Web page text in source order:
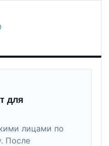
для
лицами по
После